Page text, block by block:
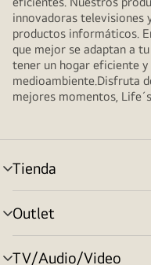
innovadoras televisiones
productos informáticos.
que mejor se adaptan a
tener un hogar eficiente
medioambiente.Disfruta
mejores momentos,
Tienda
Alternar
menú
Outlet
Alternar
menú
TV/Audio/Video